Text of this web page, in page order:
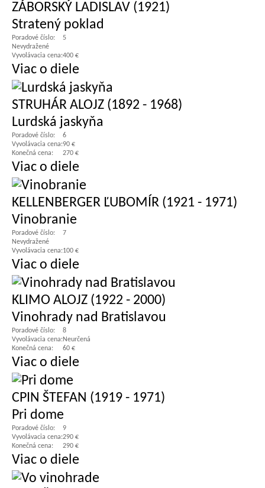
ZÁBORSKÝ LADISLAV (1921)
Stratený poklad
Poradové číslo:
5
Nevydražené
Vyvolávacia cena:400 €
Viac o diele
STRUHÁR ALOJZ (1892 - 1968)
Lurdská jaskyňa
Poradové číslo:
6
Vyvolávacia cena:90 €
Konečná cena:
270 €
Viac o diele
KELLENBERGER ĽUBOMÍR (1921 - 1971)
Vinobranie
Poradové číslo:
7
Nevydražené
Vyvolávacia cena:100 €
Viac o diele
KLIMO ALOJZ (1922 - 2000)
Vinohrady nad Bratislavou
Poradové číslo:
8
Vyvolávacia cena:Neurčená
Konečná cena:
60 €
Viac o diele
CPIN ŠTEFAN (1919 - 1971)
Pri dome
Poradové číslo:
9
Vyvolávacia cena:290 €
Konečná cena:
290 €
Viac o diele